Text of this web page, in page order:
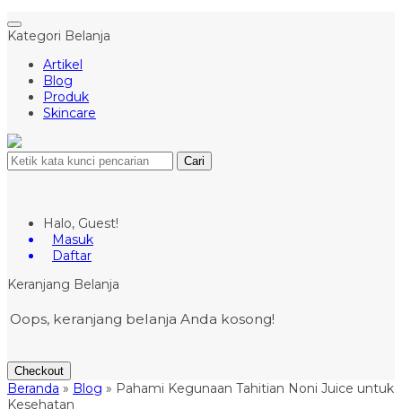
Kategori Belanja
Artikel
Blog
Produk
Skincare
Cari
Halo, Guest!
Masuk
Daftar
Keranjang Belanja
Oops, keranjang belanja Anda kosong!
Checkout
Beranda » Blog » Pahami Kegunaan Tahitian Noni Juice untuk
Kesehatan